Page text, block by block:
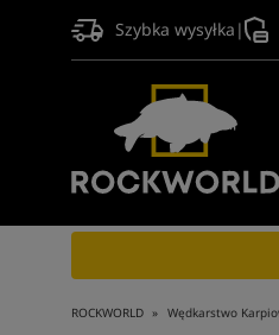
Szybka wysyłka |
ROCKWORLD Wędkarstwo